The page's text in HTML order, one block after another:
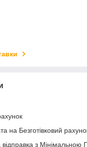
на Безготівковий
з Мінімальною